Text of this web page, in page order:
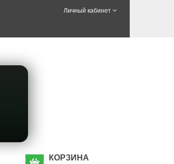
Личный кабинет
КОРЗИНА